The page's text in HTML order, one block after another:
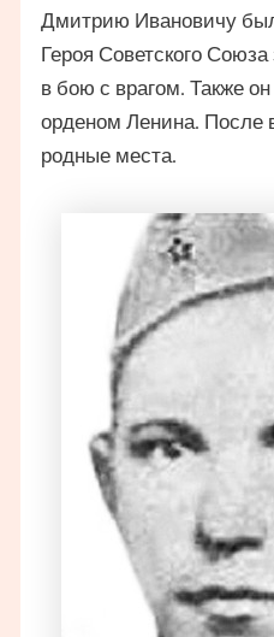
Дмитрию Ивановичу
Героя Советского
в бою с врагом. Также
орденом Ленина. После
родные места.